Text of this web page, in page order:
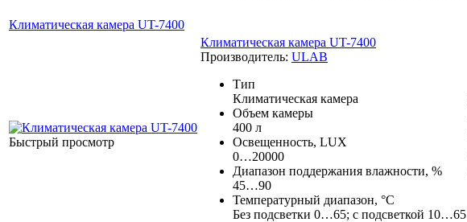
Климатическая камера UT-7400
Быстрый просмотр
Климатическая камера UT-7400
Производитель: ULAB
Тип
Климатическая камера
Объем камеры
400 л
Освещенность, LUX
0…20000
Диапазон поддержания влажности, %
45…90
Температурный диапазон, °С
Без подсветки 0…65; с подсветкой 10…65